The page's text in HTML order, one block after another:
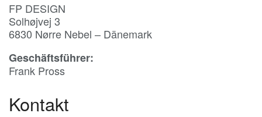
FP DESIGN
Solhøjvej 3
6830 Nørre Nebel – Dänemark
Geschäftsführer:
Frank Pross
Kontakt